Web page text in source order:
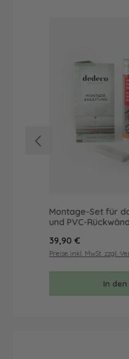
Montage-Set für
und PVC-
Regulärer Preis:
39,90 €
Preise inkl. MwSt. zzgl.
In